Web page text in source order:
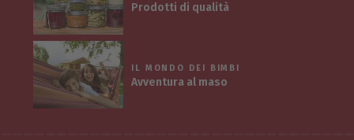
Prodotti di qualità
IL MONDO DEI BIMBI
Avventura al maso